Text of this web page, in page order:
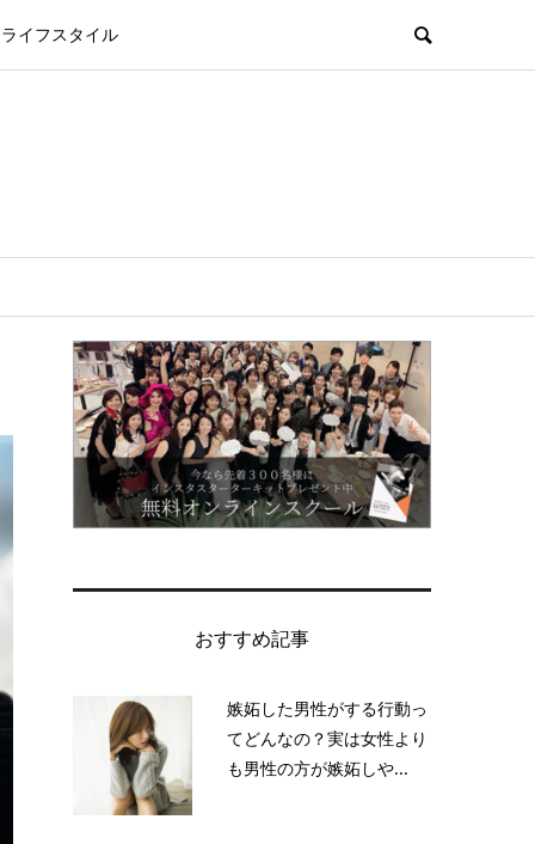
ライフスタイル
おすすめ記事
嫉妬した男性がする行動っ
てどんなの？実は女性より
も男性の方が嫉妬しや...